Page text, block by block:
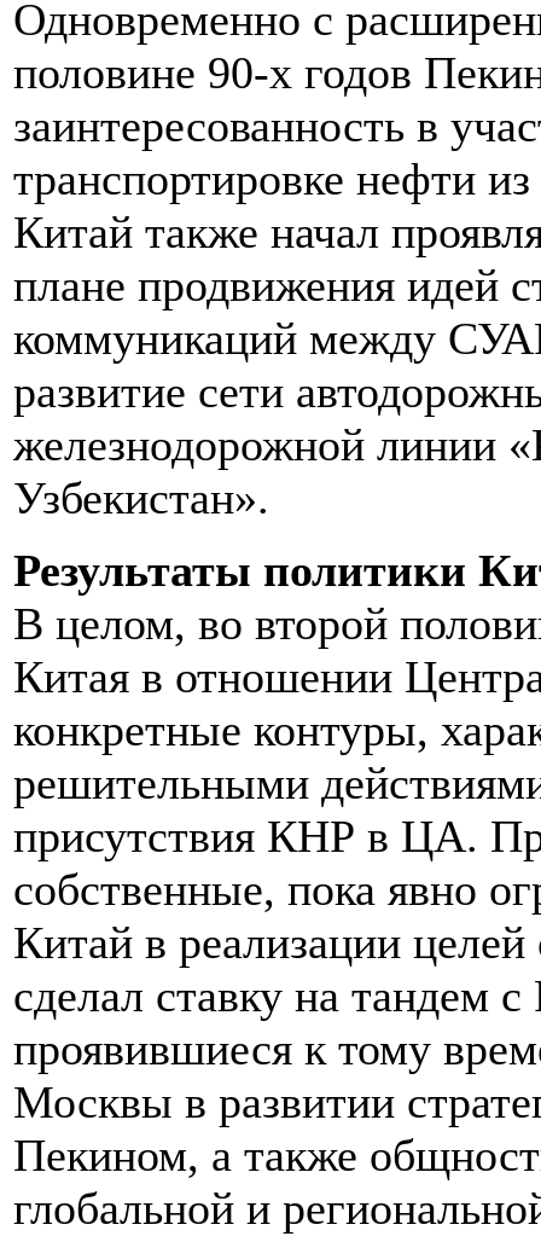
Одновременно с
половине 90-х годов
заинтересованность в
транспортировке нефти
Китай также начал
плане продвижения идей
коммуникаций между
развитие сети
железнодорожной линии
Узбекистан».
Результаты политики
В целом, во второй
Китая в отношении
конкретные контуры,
решительными
присутствия КНР в ЦА.
собственные, пока явно
Китай в реализации
сделал ставку на тандем
проявившиеся к тому
Москвы в развитии
Пекином, а также
глобальной и